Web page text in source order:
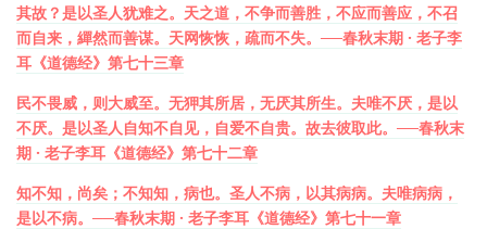
其故？是以圣人犹难之。天之道，不争而善胜，不应而善应，不召
而自来，繟然而善谋。天网恢恢，疏而不失。──春秋末期 · 老子李
耳《道德经》第七十三章
民不畏威，则大威至。无狎其所居，无厌其所生。夫唯不厌，是以
不厌。是以圣人自知不自见，自爱不自贵。故去彼取此。──春秋末
期 · 老子李耳《道德经》第七十二章
知不知，尚矣；不知知，病也。圣人不病，以其病病。夫唯病病，
是以不病。──春秋末期 · 老子李耳《道德经》第七十一章